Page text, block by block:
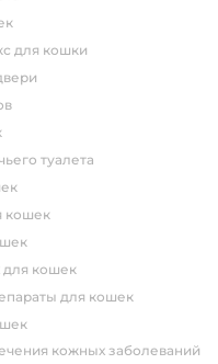
для кошки
туалета
кошек
для кошек
для кошек